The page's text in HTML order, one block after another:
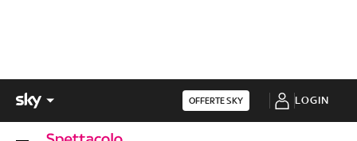
OFFERTE SKY LOGIN